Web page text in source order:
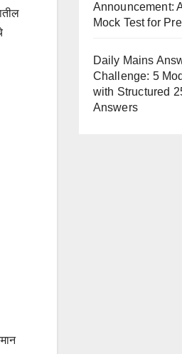
Announcement:
Mock Test for
Daily Mains
Challenge: 5
with Structured
Answers